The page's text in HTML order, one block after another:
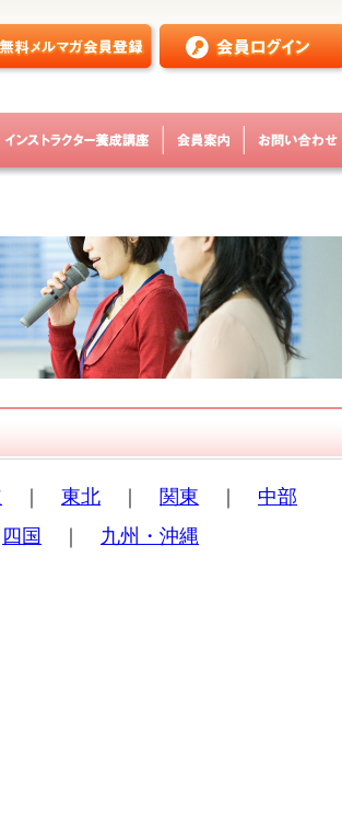
東北 関東
中部
四国 九州・沖縄